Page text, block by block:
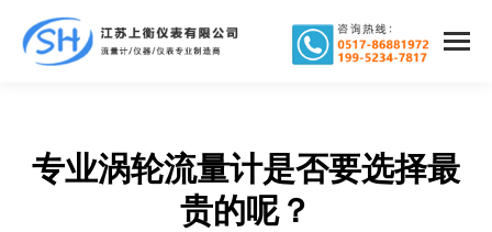
专业涡轮流量计是否要选择最
贵的呢？
您在这里：